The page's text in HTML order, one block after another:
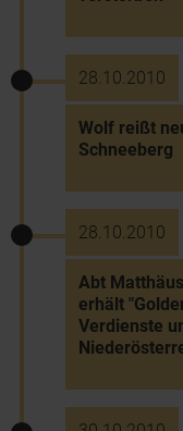
28.10.2010
Wolf reißt
Schneeberg
28.10.2010
Abt
erhält
Verdienste